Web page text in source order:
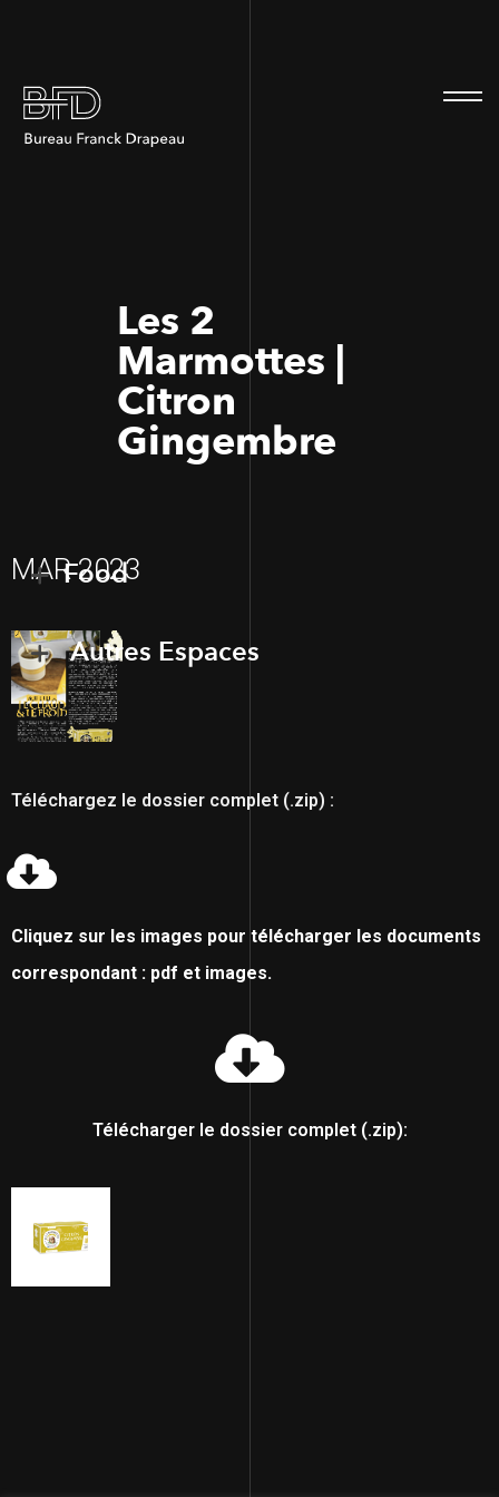
Les 2
Marmottes |
Citron
Gingembre
MAR 2023
Food
Autres Espaces
Téléchargez le dossier complet (.zip) :
Cliquez sur les images pour télécharger les documents
correspondant : pdf et images.
Télécharger le dossier complet (.zip):